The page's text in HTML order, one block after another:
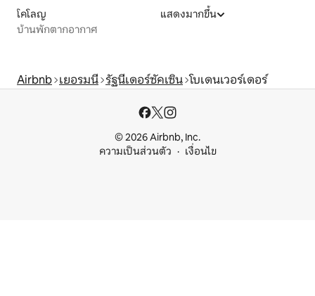
โคโลญ
บ้านพักตากอากาศ
แสดงมากขึ้น
Airbnb เยอรมนี รัฐนีเดอร์ซัคเซิน โบเดนเวอร์เดอร์
© 2026 Airbnb, Inc.
ความเป็นส่วนตัว
เงื่อนไข